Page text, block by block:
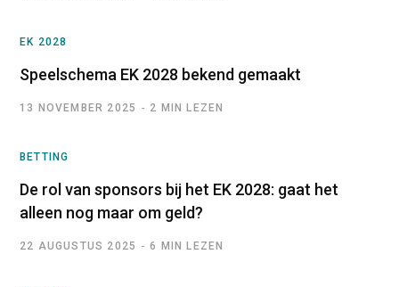
EK 2028
Speelschema EK 2028 bekend gemaakt
13 NOVEMBER 2025 2 MIN LEZEN
BETTING
De rol van sponsors bij het EK 2028: gaat het
alleen nog maar om geld?
22 AUGUSTUS 2025 6 MIN LEZEN